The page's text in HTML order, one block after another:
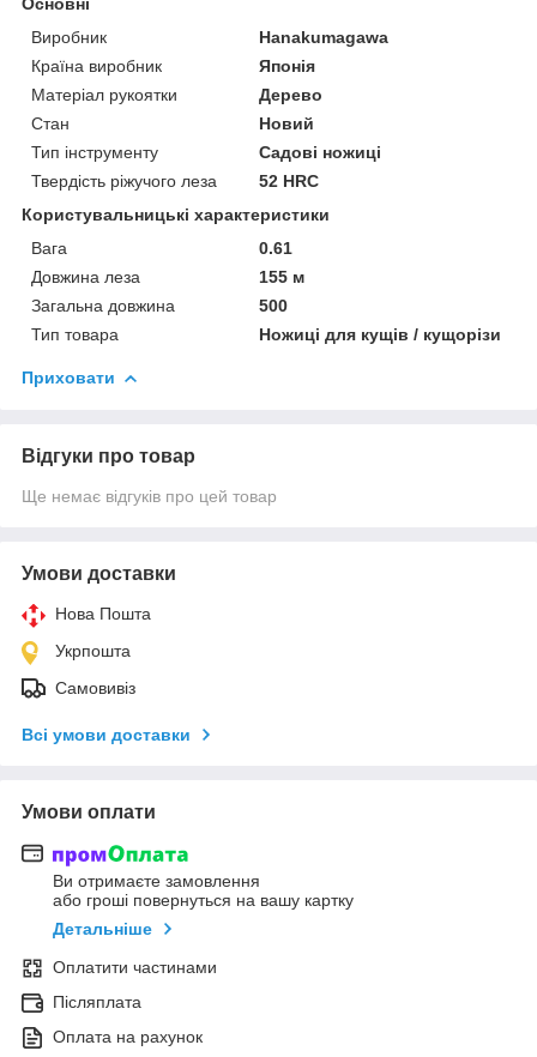
Виробник
Hanakumagawa
Країна виробник
Японія
Матеріал рукоятки
Дерево
Стан
Новий
Тип інструменту
Садові ножиці
Твердість ріжучого леза
52 HRC
Користувальницькі характеристики
Вага
0.61
Довжина леза
155 м
Загальна довжина
500
Тип товара
Ножиці для кущів / кущорізи
Приховати
Відгуки про товар
Ще немає відгуків про цей товар
Умови доставки
Нова Пошта
Укрпошта
Самовивіз
Всі умови доставки
Умови оплати
Ви отримаєте замовлення
або гроші повернуться на вашу картку
Детальніше
Оплатити частинами
Післяплата
Оплата на рахунок